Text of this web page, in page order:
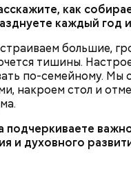
как
каждый год
большие,
тишины.
по-семейному. Мы
накроем стол и
подчеркиваете
и духовного